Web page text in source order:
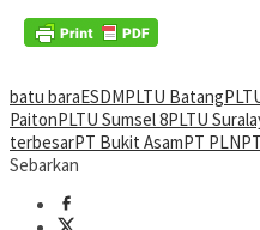
batu baraESDMPLTU Batang
PaitonPLTU Sumsel 8PLTU
terbesarPT Bukit AsamPT PLN
Sebarkan